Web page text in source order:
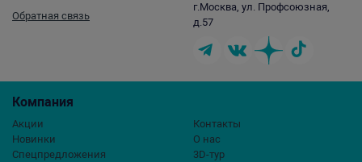
Компания
Акции
Новинки
Спецпредложения
Контакты
О нас
3D-тур
Обратная связь
г.Москва, ул. Профсоюзная,
д.57